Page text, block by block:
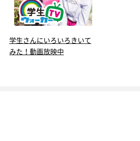
学生さんにいろいろきいて
みた！動画放映中